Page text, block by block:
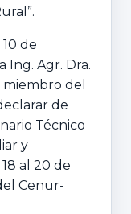
de
Ing. Agr. Dra.
del
de
Técnico
y
al 20 de
Cenur-